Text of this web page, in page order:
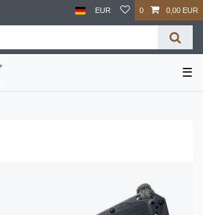
EUR 0 0,00 EUR
☰